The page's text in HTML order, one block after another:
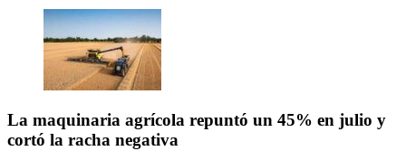
La maquinaria agrícola repuntó un 45% en julio y
cortó la racha negativa